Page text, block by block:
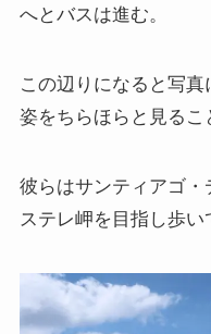
へとバスは進む。
この辺りになると写
姿をちらほらと見るこ
彼らはサンティアゴ
ステレ岬を目指し歩い